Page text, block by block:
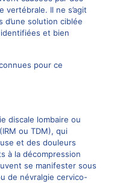
vertébrale. Il ne s’agit
d’une solution ciblée
et bien
pour ce
discale lombaire ou
ou TDM), qui
et des douleurs
à la décompression
se manifester sous
de névralgie cervico-